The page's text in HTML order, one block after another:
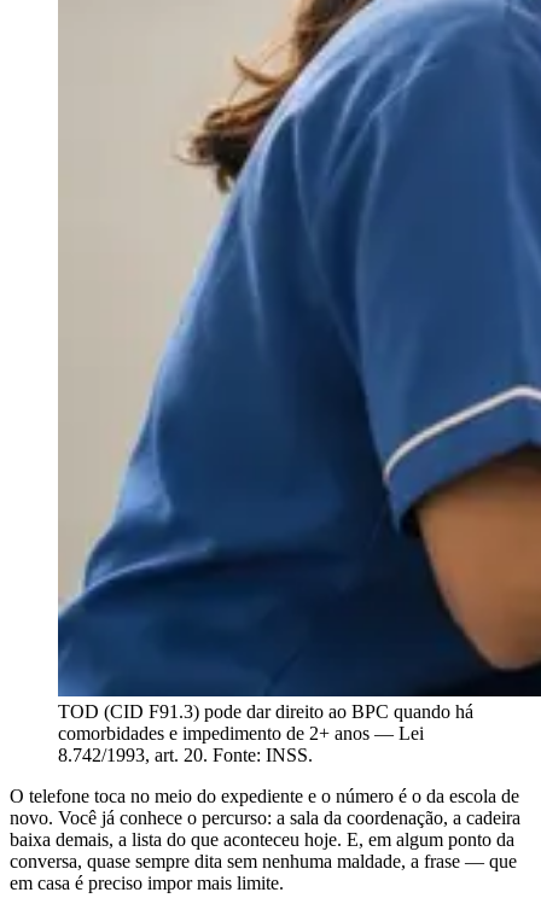
TOD (CID F91.3) pode dar direito ao BPC quando há
comorbidades e impedimento de 2+ anos — Lei
8.742/1993, art. 20. Fonte: INSS.
O telefone toca no meio do expediente e o número é o da escola de
novo. Você já conhece o percurso: a sala da coordenação, a cadeira
baixa demais, a lista do que aconteceu hoje. E, em algum ponto da
conversa, quase sempre dita sem nenhuma maldade, a frase — que
em casa é preciso impor mais limite.